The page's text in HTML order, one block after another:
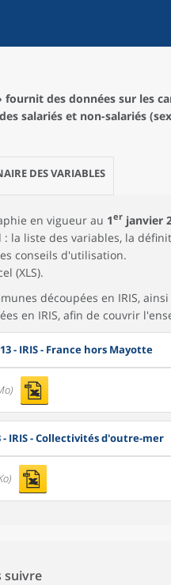
des données sur les
salariés et non-salariés
DES VARIABLES
en vigueur au 1er janvier
la liste des variables, la
conseils d'utilisation.
(XLS).
découpées en IRIS,
en IRIS, afin de couvrir
- IRIS - France hors Mayotte
IRIS - Collectivités d'outre-mer
suivre